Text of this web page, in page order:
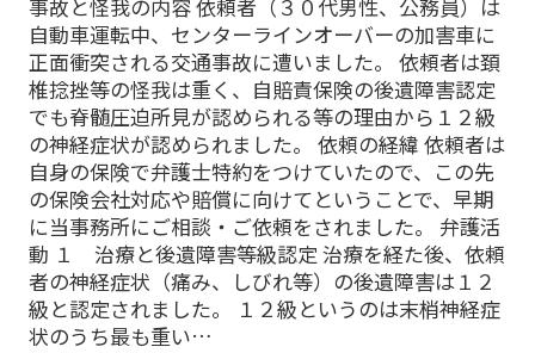
事故と怪我の内容 依頼者（３０代男性、公務員）は
自動車運転中、センターラインオーバーの加害車に
正面衝突される交通事故に遭いました。 依頼者は頚
椎捻挫等の怪我は重く、自賠責保険の後遺障害認定
でも脊髄圧迫所見が認められる等の理由から１２級
の神経症状が認められました。 依頼の経緯 依頼者は
自身の保険で弁護士特約をつけていたので、この先
の保険会社対応や賠償に向けてということで、早期
に当事務所にご相談・ご依頼をされました。 弁護活
動 １ 治療と後遺障害等級認定 治療を経た後、依頼
者の神経症状（痛み、しびれ等）の後遺障害は１２
級と認定されました。 １２級というのは末梢神経症
状のうち最も重い…